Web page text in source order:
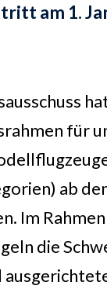
am 1.
für
ab
Im
die